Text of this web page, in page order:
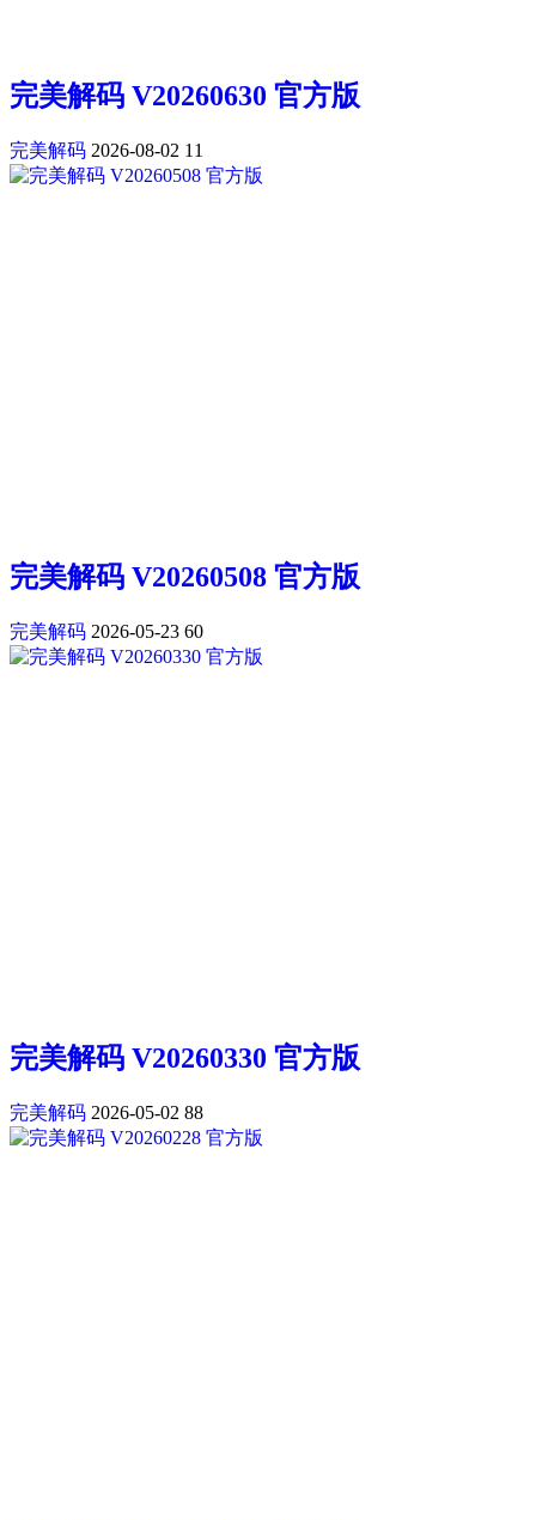
完美解码 V20260630 官方版
完美解码 2026-08-02 11
完美解码 V20260508 官方版
完美解码 2026-05-23 60
完美解码 V20260330 官方版
完美解码 2026-05-02 88